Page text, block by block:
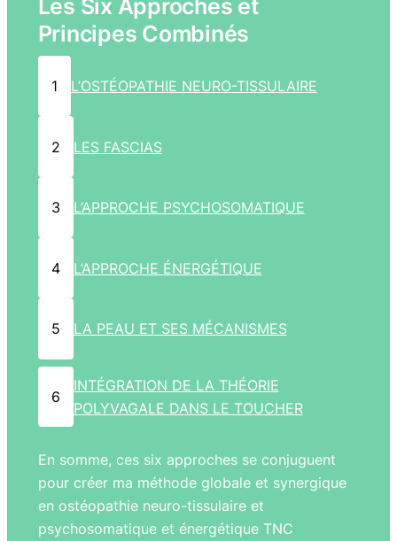
Les Six Approches et
Principes Combinés
1 L’OSTÉOPATHIE NEURO-TISSULAIRE
2 LES FASCIAS
3 L’APPROCHE PSYCHOSOMATIQUE
4 L’APPROCHE ÉNERGÉTIQUE
5 LA PEAU ET SES MÉCANISMES
6
INTÉGRATION DE LA THÉORIE
POLYVAGALE DANS LE TOUCHER
En somme, ces six approches se conjuguent
pour créer ma méthode globale et synergique
en ostéopathie neuro-tissulaire et
psychosomatique et énergétique TNC